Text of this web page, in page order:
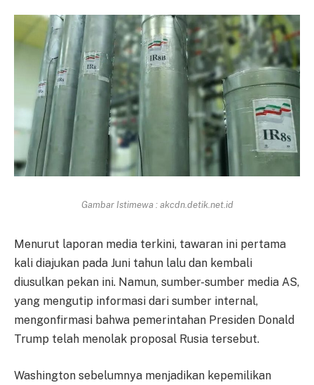
Gambar Istimewa : akcdn.detik.net.id
Menurut laporan media terkini, tawaran ini pertama
kali diajukan pada Juni tahun lalu dan kembali
diusulkan pekan ini. Namun, sumber-sumber media AS,
yang mengutip informasi dari sumber internal,
mengonfirmasi bahwa pemerintahan Presiden Donald
Trump telah menolak proposal Rusia tersebut.
Washington sebelumnya menjadikan kepemilikan